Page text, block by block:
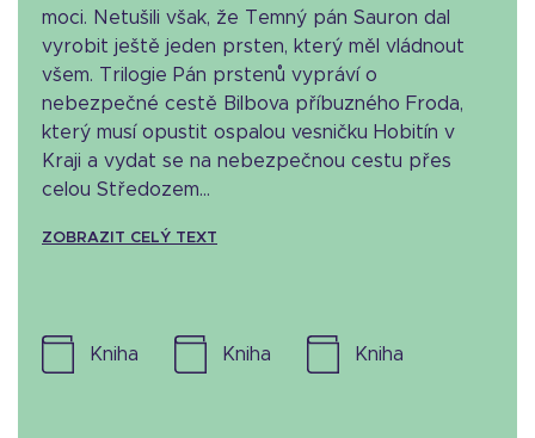
moci. Netušili však, že Temný pán Sauron dal
vyrobit ještě jeden prsten, který měl vládnout
všem. Trilogie Pán prstenů vypráví o
nebezpečné cestě Bilbova příbuzného Froda,
který musí opustit ospalou vesničku Hobitín v
Kraji a vydat se na nebezpečnou cestu přes
celou Středozem...
ZOBRAZIT CELÝ TEXT
kniha kniha kniha